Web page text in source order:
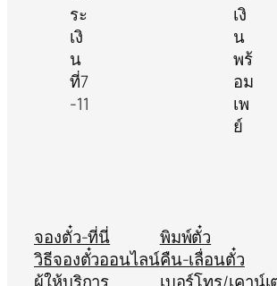
จองตั๋ว-ที่นี่
วิธีจองตั๋วออนไลน์
ผู้ให้บริการ
พิมพ์ตั๋ว
คืน-เลื่อนตั๋ว
เบอร์โทร/เคาน์เ